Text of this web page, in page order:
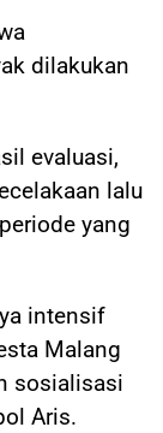
dilakukan
evaluasi,
lalu
yang
intensif
Malang
sosialisasi
Aris.